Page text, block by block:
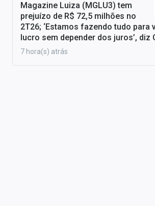
Magazine Luiza (MGLU3) tem
prejuízo de R$ 72,5 milhões no
2T26; ‘Estamos fazendo tudo para
lucro sem depender dos juros’, diz
7 hora(s) atrás